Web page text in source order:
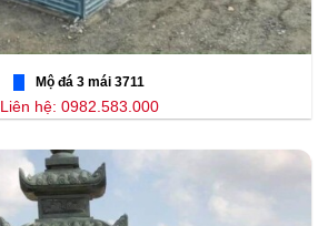
Mộ đá 3 mái 3711
Liên hệ: 0982.583.000